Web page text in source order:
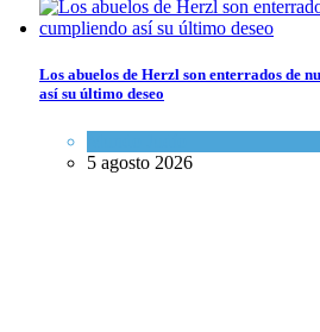
Los abuelos de Herzl son enterrados de
así su último deseo
5 agosto 2026